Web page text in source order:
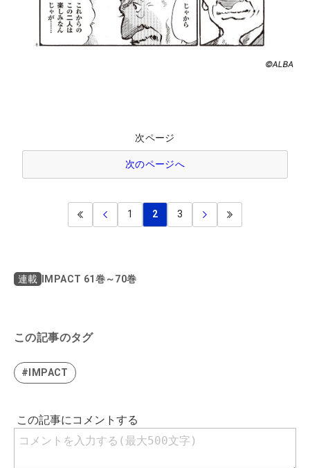
次ページ
次のページへ
1 2 3
連載 IMPACT 61巻～70巻
この記事のタグ
#IMPACT